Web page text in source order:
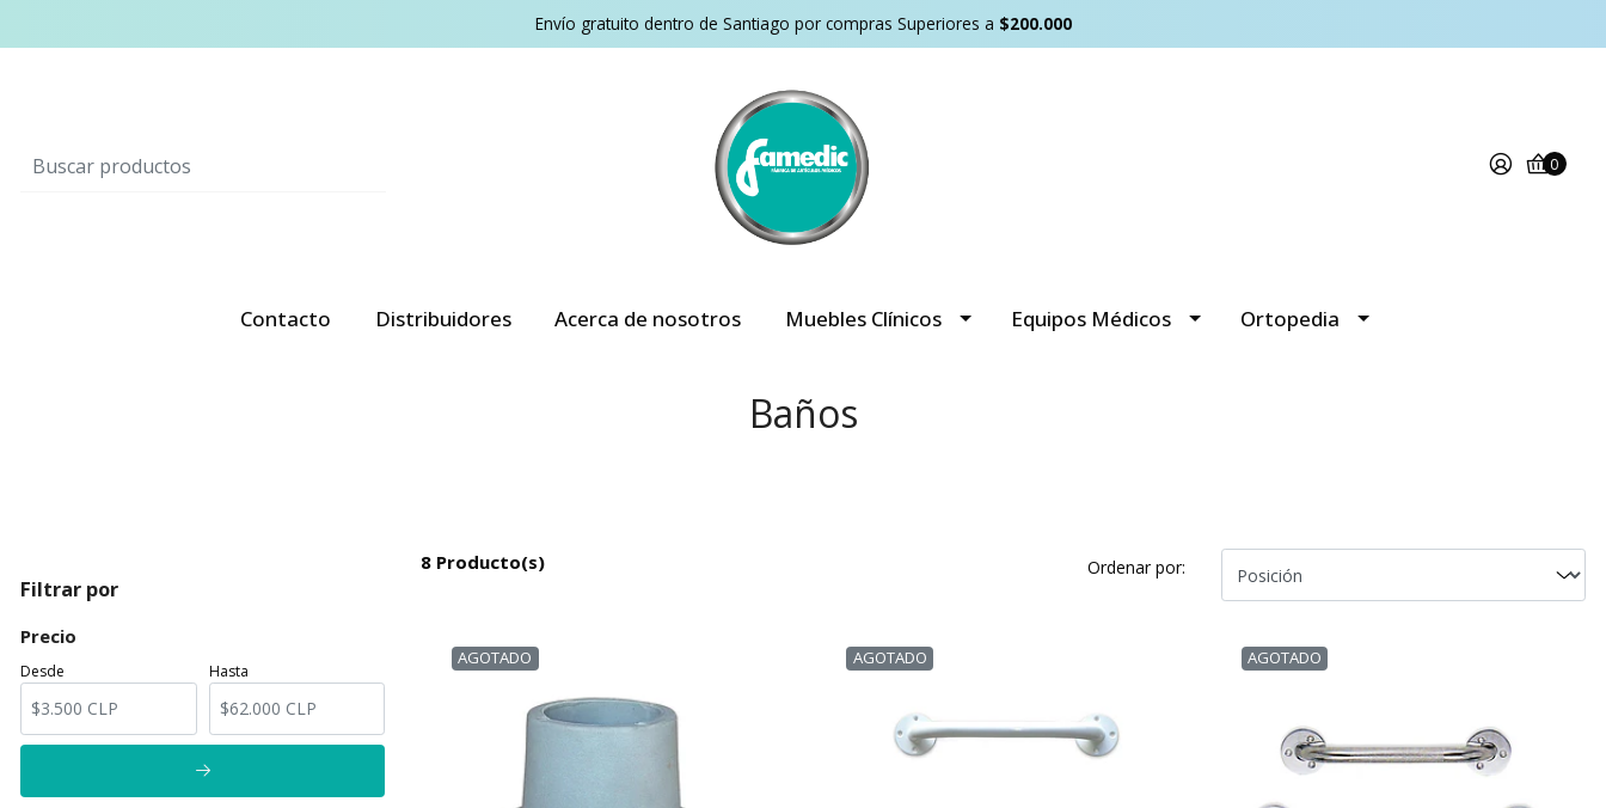
Envío gratuito dentro de Santiago por compras Superiores a $200.000
0
Contacto Distribuidores Acerca de nosotros Muebles Clínicos Equipos Médicos Ortopedia
Baños
Filtrar por
Precio
Desde Hasta
8 Producto(s) Ordenar por:
AGOTADO AGOTADO AGOTADO